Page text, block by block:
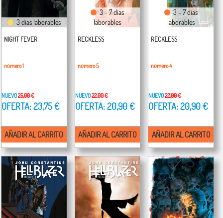
3 días laborables
NIGHT FEVER
número 1
NUEVO25,00 €
OFERTA: 23,75 €
AÑADIR AL CARRITO
3 - 7 días
laborables
RECKLESS
número 5
NUEVO22,00 €
OFERTA: 20,90 €
AÑADIR AL CARRITO
3 - 7 días
laborables
RECKLESS
número 4
NUEVO22,00 €
OFERTA: 20,90 €
AÑADIR AL CARRITO